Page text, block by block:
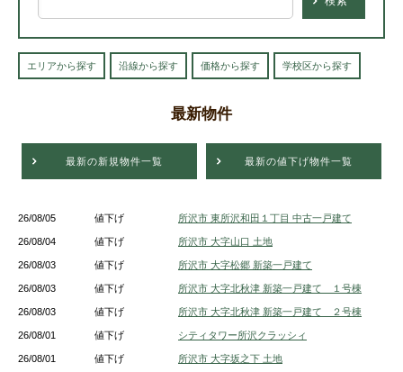
エリアから探す 沿線から探す 価格から探す 学校区から探す
最新物件
最新の新規物件一覧 最新の値下げ物件一覧
26/08/05 値下げ 所沢市 東所沢和田１丁目 中古一戸建て
26/08/04 値下げ 所沢市 大字山口 土地
26/08/03 値下げ 所沢市 大字松郷 新築一戸建て
26/08/03 値下げ 所沢市 大字北秋津 新築一戸建て １号棟
26/08/03 値下げ 所沢市 大字北秋津 新築一戸建て ２号棟
26/08/01 値下げ シティタワー所沢クラッシィ
26/08/01 値下げ 所沢市 大字坂之下 土地